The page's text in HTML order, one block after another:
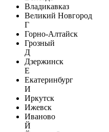
Владикавказ
Великий Новгород
Г
Горно-Алтайск
Грозный
Д
Дзержинск
Е
Екатеринбург
И
Иркутск
Ижевск
Иваново
Й